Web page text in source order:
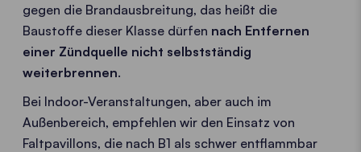
gegen die Brandausbreitung, das heißt die
Baustoffe dieser Klasse dürfen nach Entfernen
einer Zündquelle nicht selbstständig
weiterbrennen.
Bei Indoor-Veranstaltungen, aber auch im
Außenbereich, empfehlen wir den Einsatz von
Faltpavillons, die nach B1 als schwer entflammbar